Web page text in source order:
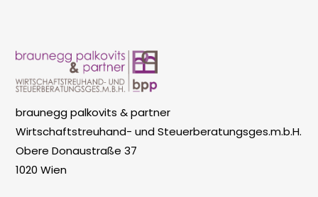
braunegg palkovits & partner
Wirtschaftstreuhand- und Steuerberatungsges.m.b.H.
Obere Donaustraße 37
1020 Wien